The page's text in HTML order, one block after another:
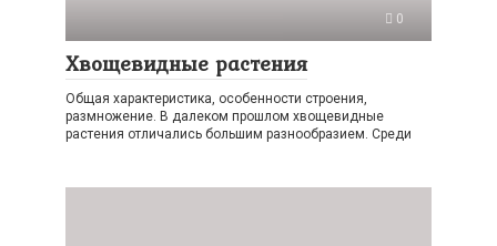
0
Хвощевидные растения
Общая характеристика, особенности строения,
размножение. В далеком прошлом хвощевидные
растения отличались большим разнообразием. Среди